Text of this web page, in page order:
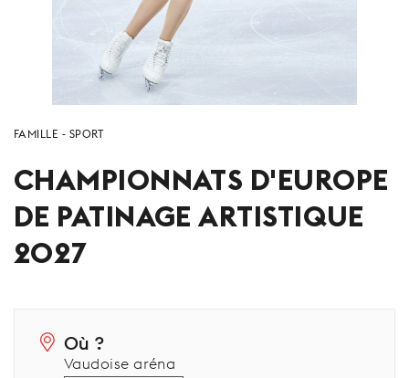
FAMILLE SPORT
CHAMPIONNATS D'EUROPE
DE PATINAGE ARTISTIQUE
2027
Où ?
Vaudoise aréna